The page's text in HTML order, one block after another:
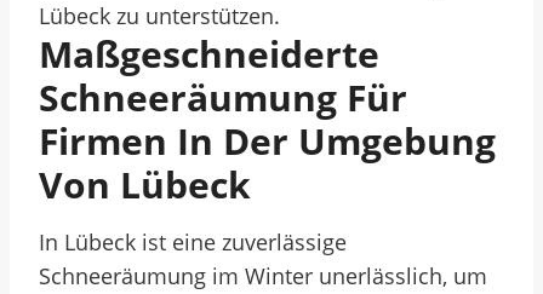
Lübeck zu unterstützen.
Maßgeschneiderte
Schneeräumung Für
Firmen In Der Umgebung
Von Lübeck
In Lübeck ist eine zuverlässige
Schneeräumung im Winter unerlässlich, um